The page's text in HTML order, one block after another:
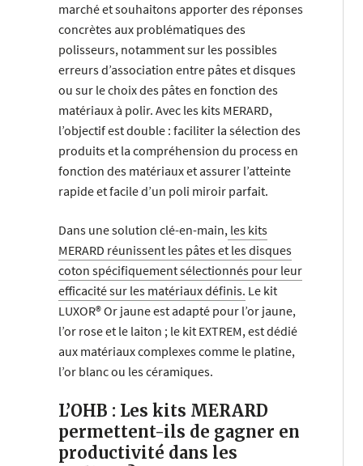
marché et souhaitons apporter des réponses
concrètes aux problématiques des
polisseurs, notamment sur les possibles
erreurs d’association entre pâtes et disques
ou sur le choix des pâtes en fonction des
matériaux à polir. Avec les kits MERARD,
l’objectif est double : faciliter la sélection des
produits et la compréhension du process en
fonction des matériaux et assurer l’atteinte
rapide et facile d’un poli miroir parfait.
Dans une solution clé-en-main, les kits
MERARD réunissent les pâtes et les disques
coton spécifiquement sélectionnés pour leur
efficacité sur les matériaux définis. Le kit
LUXOR® Or jaune est adapté pour l’or jaune,
l’or rose et le laiton ; le kit EXTREM, est dédié
aux matériaux complexes comme le platine,
l’or blanc ou les céramiques.
L’OHB : Les kits MERARD
permettent-ils de gagner en
productivité dans les